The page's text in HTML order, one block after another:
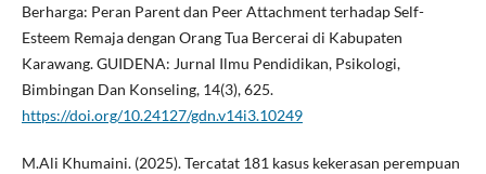
Berharga: Peran Parent dan Peer Attachment terhadap Self-
Esteem Remaja dengan Orang Tua Bercerai di Kabupaten
Karawang. GUIDENA: Jurnal Ilmu Pendidikan, Psikologi,
Bimbingan Dan Konseling, 14(3), 625.
https://doi.org/10.24127/gdn.v14i3.10249
M.Ali Khumaini. (2025). Tercatat 181 kasus kekerasan perempuan